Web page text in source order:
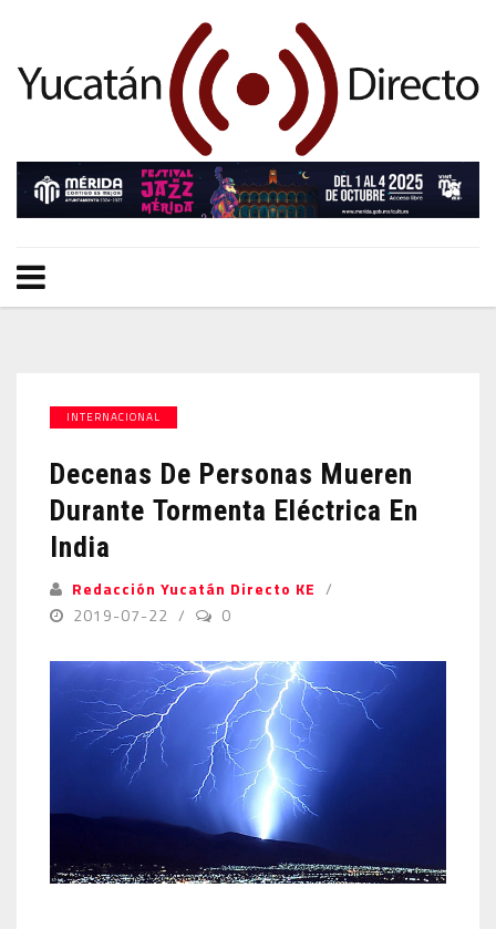
INTERNACIONAL
Decenas De Personas Mueren
Durante Tormenta Eléctrica En
India
Redacción Yucatán Directo KE
2019-07-22
0